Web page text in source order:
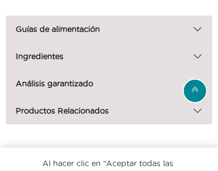
Guías de alimentación
Ingredientes
Análisis garantizado
Productos Relacionados
Al hacer clic en “Aceptar todas las